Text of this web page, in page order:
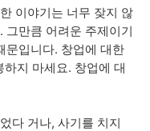
이야기는 너무 잦지 않
그만큼 어려운 주제이기
문입니다. 창업에 대한
지 마세요. 창업에 대
다 거나, 사기를 치지